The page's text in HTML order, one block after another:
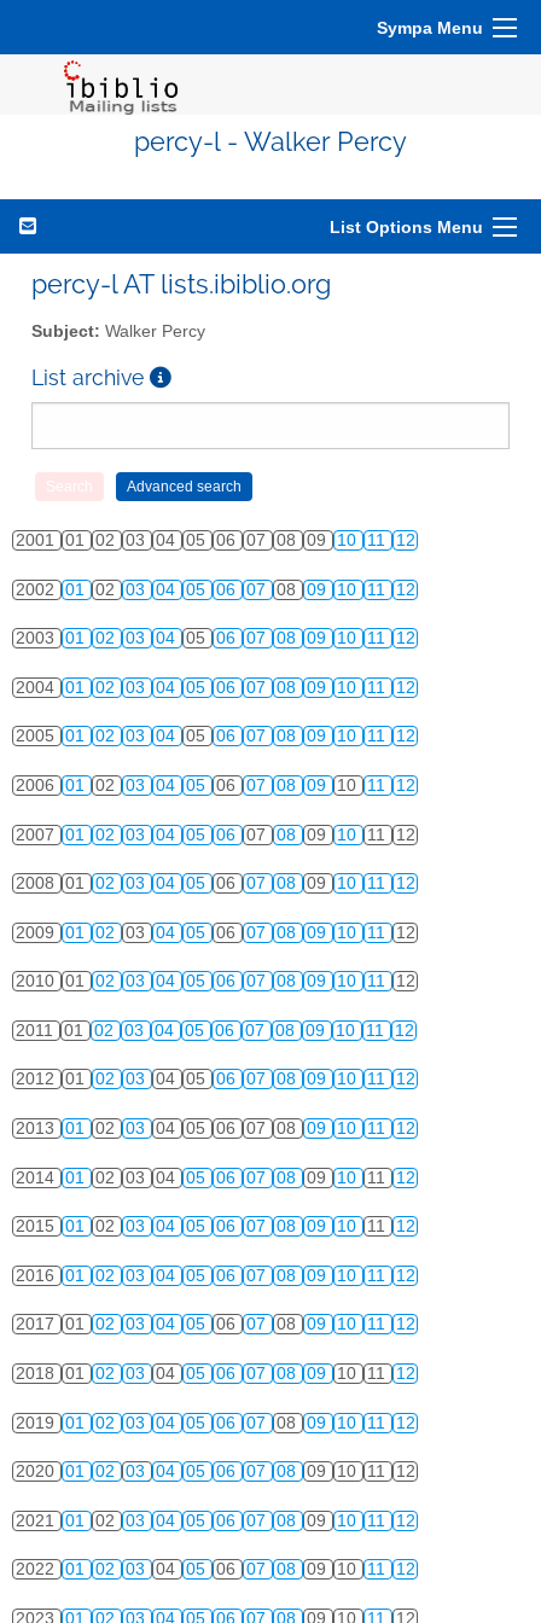
Sympa Menu
percy-l - Walker Percy
List Options Menu
percy-l AT lists.ibiblio.org
Subject: Walker Percy
List archive
2001 01 02 03 04 05 06 07 08 09 10 11 12
2002 01 02 03 04 05 06 07 08 09 10 11 12
2003 01 02 03 04 05 06 07 08 09 10 11 12
2004 01 02 03 04 05 06 07 08 09 10 11 12
2005 01 02 03 04 05 06 07 08 09 10 11 12
2006 01 02 03 04 05 06 07 08 09 10 11 12
2007 01 02 03 04 05 06 07 08 09 10 11 12
2008 01 02 03 04 05 06 07 08 09 10 11 12
2009 01 02 03 04 05 06 07 08 09 10 11 12
2010 01 02 03 04 05 06 07 08 09 10 11 12
2011 01 02 03 04 05 06 07 08 09 10 11 12
2012 01 02 03 04 05 06 07 08 09 10 11 12
2013 01 02 03 04 05 06 07 08 09 10 11 12
2014 01 02 03 04 05 06 07 08 09 10 11 12
2015 01 02 03 04 05 06 07 08 09 10 11 12
2016 01 02 03 04 05 06 07 08 09 10 11 12
2017 01 02 03 04 05 06 07 08 09 10 11 12
2018 01 02 03 04 05 06 07 08 09 10 11 12
2019 01 02 03 04 05 06 07 08 09 10 11 12
2020 01 02 03 04 05 06 07 08 09 10 11 12
2021 01 02 03 04 05 06 07 08 09 10 11 12
2022 01 02 03 04 05 06 07 08 09 10 11 12
2023 01 02 03 04 05 06 07 08 09 10 11 12